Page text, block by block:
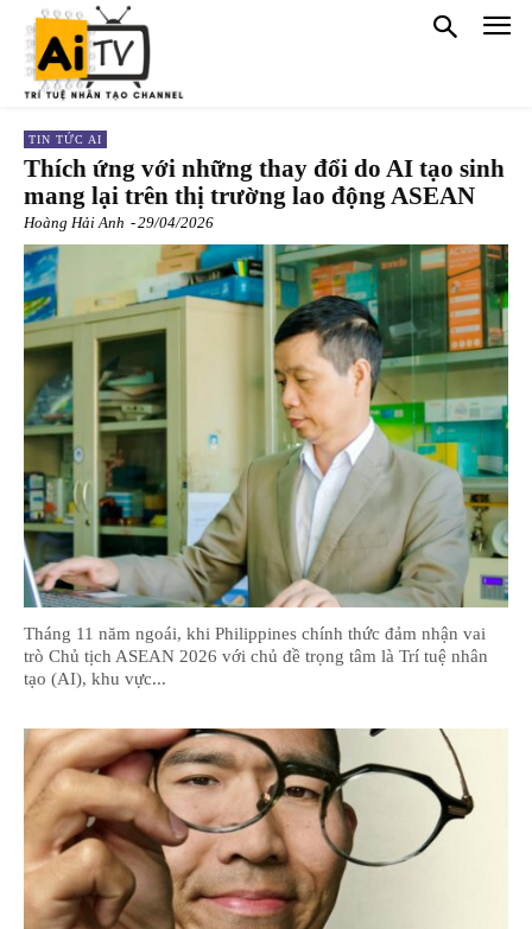
TIN TỨC AI
Thích ứng với những thay đổi do AI tạo sinh
mang lại trên thị trường lao động ASEAN
Hoàng Hải Anh -29/04/2026
Tháng 11 năm ngoái, khi Philippines chính thức đảm nhận vai
trò Chủ tịch ASEAN 2026 với chủ đề trọng tâm là Trí tuệ nhân
tạo (AI), khu vực...